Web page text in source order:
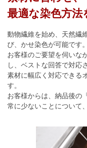
最適な染色方法
動物繊維を始め、天然繊
び、かせ染色が可能です。
お客様のご要望を伺いな
し、ベストな回答で対応
素材に幅広く対応できる
す。
お客様からは、納品後の
常に少ないことについて